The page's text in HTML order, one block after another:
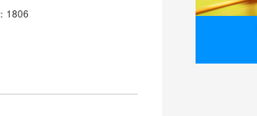
1806